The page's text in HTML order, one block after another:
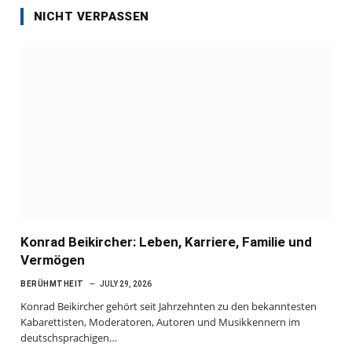
NICHT VERPASSEN
Konrad Beikircher: Leben, Karriere, Familie und
Vermögen
BERÜHMTHEIT JULY 29, 2026
Konrad Beikircher gehört seit Jahrzehnten zu den bekanntesten
Kabarettisten, Moderatoren, Autoren und Musikkennern im
deutschsprachigen…